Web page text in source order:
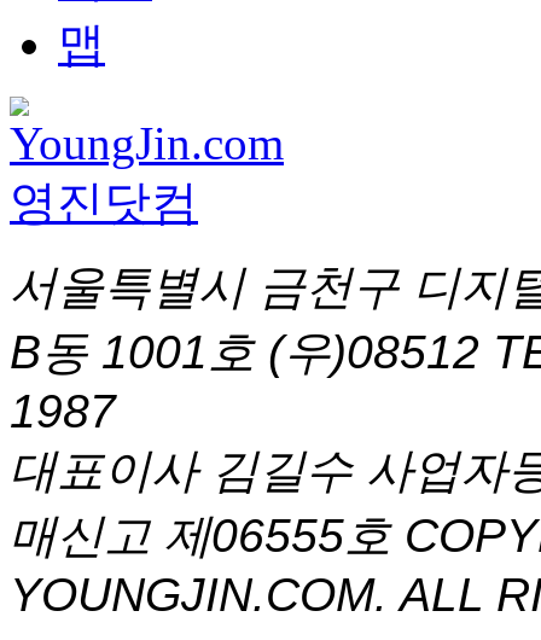
서울특별시 금천구 디지
B동 1001호 (우)08512
1987
대표이사 김길수 사업자
매신고 제06555호
YOUNGJIN.COM. ALL